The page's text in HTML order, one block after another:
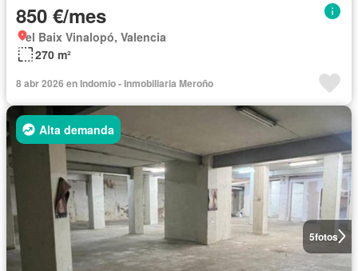
850 €/mes
el Baix Vinalopó, Valencia
270 m²
8 abr 2026 en Indomio - Inmobiliaria Meroño
5fotos
Alta demanda